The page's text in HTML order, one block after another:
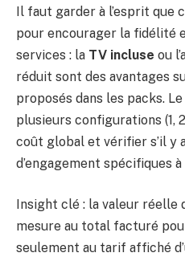
Il faut garder à l’esprit que
pour encourager la fidélité
services : la TV incluse ou
réduit sont des avantages
proposés dans les packs.
plusieurs configurations (1,
coût global et vérifier s’il y
d’engagement spécifiques
Insight clé : la valeur réelle
mesure au total facturé
seulement au tarif affiché